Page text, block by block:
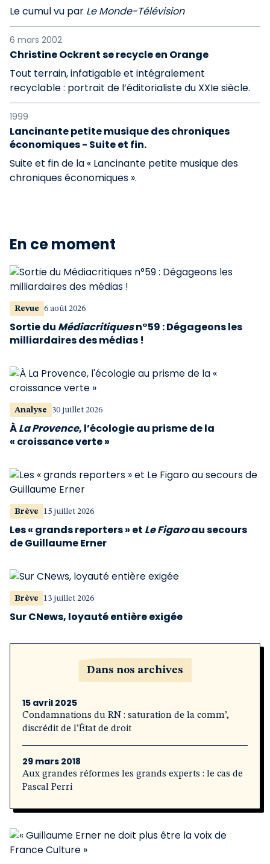
Le cumul vu par Le Monde-Télévision
6 mars 2002
Christine Ockrent se recycle en Orange
Tout terrain, infatigable et intégralement
recyclable : portrait de l’éditorialiste du XXIe siècle.
1999
Lancinante petite musique des chroniques
économiques - Suite et fin.
Suite et fin de la « Lancinante petite musique des
chroniques économiques ».
En ce moment
Revue 6 août 2026
Sortie du Médiacritiquesn°59 : Dégageons les
milliardaires des médias !
Analyse 30 juillet 2026
ÀLa Provence, l’écologie au prisme de la
« croissance verte »
Brève 15 juillet 2026
Les « grands reporters » et Le Figaroau secours
de Guillaume Erner
Brève 13 juillet 2026
Sur CNews, loyauté entière exigée
Dans nos archives
15 avril 2025
Condamnations du RN : saturation de la comm’,
discrédit de l’État de droit
29 mars 2018
Aux grandes réformes les grands experts : le cas de
Pascal Perri